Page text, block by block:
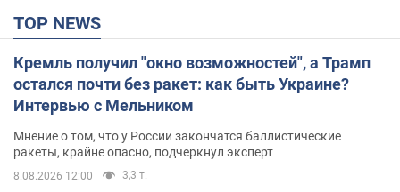
TOP NEWS
Кремль получил "окно возможностей", а Трамп
остался почти без ракет: как быть Украине?
Интервью с Мельником
Мнение о том, что у России закончатся баллистические
ракеты, крайне опасно, подчеркнул эксперт
8.08.2026 12:00 3,3 т.